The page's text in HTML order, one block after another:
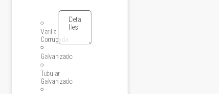
Varilla
Corrugada
Galvanizado
Tubular
Galvanizado